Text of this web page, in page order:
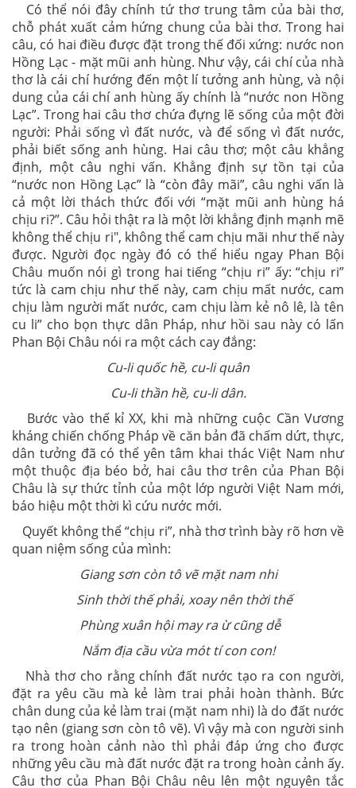
Có thể nói đây chính tứ thơ trung tâm của bài thơ,
chỗ phát xuất cảm hứng chung của bài thơ. Trong hai
câu, có hai điều được đặt trong thế đối xứng: nước non
Hồng Lạc - mặt mũi anh hùng. Như vậy, cái chí của nhà
thơ là cái chí hướng đến một lí tưởng anh hùng, và nội
dung của cái chí anh hùng ấy chính là “nước non Hồng
Lạc”. Trong hai câu thơ chứa đựng lẽ sống của một đời
người: Phải sống vì đất nước, và để sống vì đất nước,
phải biết sống anh hùng. Hai câu thơ; một câu khẳng
định, một câu nghi vấn. Khẳng định sự tồn tại của
“nước non Hồng Lạc” là “còn đây mãi”, câu nghi vấn là
cả một lời thách thức đối với “mặt mũi anh hùng há
chịu ri?”. Câu hỏi thật ra là một lời khẳng định mạnh mẽ
không thể chịu ri", không thể cam chịu mãi như thế này
được. Người đọc ngày đó có thể hiểu ngay Phan Bội
Châu muốn nói gì trong hai tiếng “chịu ri” ấy: “chịu ri”
tức là cam chịu như thế này, cam chịu mất nước, cam
chịu làm người mất nước, cam chịu làm kẻ nô lê, là tên
cu li” cho bọn thực dân Pháp, như hồi sau này có lấn
Phan Bội Châu nói ra một cách cay đắng:
Cu-li quốc hề, cu-li quân
Cu-li thần hề, cu-li dân.
Bước vào thế kỉ XX, khi mà những cuộc Cần Vương
kháng chiến chống Pháp về căn bản đã chấm dứt, thực,
dân tưởng đã có thể yên tâm khai thác Việt Nam như
một thuộc địa béo bở, hai câu thơ trên của Phan Bội
Châu là sự thức tỉnh của một lớp người Việt Nam mới,
báo hiệu một thời kì cứu nước mới.
Quyết không thể “chịu ri”, nhà thơ trình bày rõ hơn về
quan niệm sống của mình:
Giang sơn còn tô vẽ mặt nam nhi
Sinh thời thế phải, xoay nên thời thế
Phùng xuân hội may ra ừ cũng dễ
Nắm địa cầu vừa mót tí con con!
Nhà thơ cho rằng chính đất nước tạo ra con người,
đặt ra yêu cầu mà kẻ làm trai phải hoàn thành. Bức
chân dung của kẻ làm trai (mặt nam nhi) là do đất nước
tạo nên (giang sơn còn tô vẽ). Vì vậy mà con người sinh
ra trong hoàn cảnh nào thì phải đáp ứng cho được
những yêu cầu mà đất nước đặt ra trong hoàn cảnh ấy.
Câu thơ của Phan Bội Châu nêu lên một nguyên tắc